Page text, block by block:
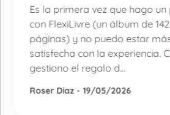
Es la primera vez que hago
con FlexiLivre (un álbum de 142
páginas) y no puedo estar
satisfecha con la experiencia.
gestiono el regalo d...
Roser Diaz - 19/05/2026